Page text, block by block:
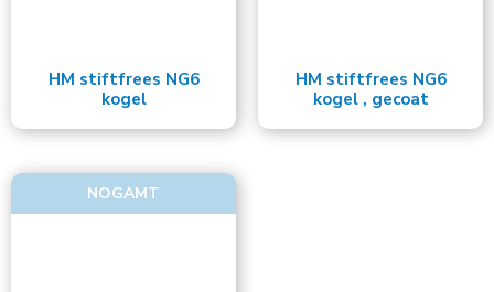
HM stiftfrees NG6
kogel
HM stiftfrees NG6
kogel , gecoat
NOGAMT